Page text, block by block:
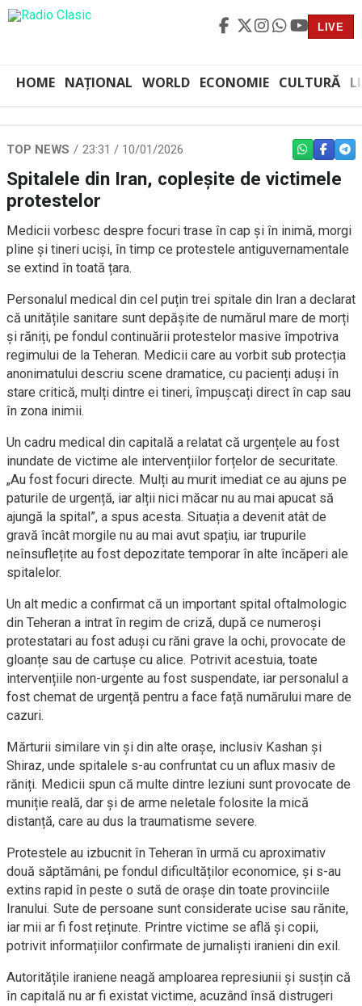
LIVE
HOME NAȚIONAL WORLD ECONOMIE CULTURĂ
TOP NEWS 23:31 / 10/01/2026 WHATSAPP
Spitalele din Iran, copleșite de victimele
protestelor
Medicii vorbesc despre focuri trase în cap și în inimă, morgi
pline și tineri uciși, în timp ce protestele antiguvernamentale
se extind în toată țara.
Personalul medical din cel puțin trei spitale din Iran a declarat
că unitățile sanitare sunt depășite de numărul mare de morți
și răniți, pe fondul continuării protestelor masive împotriva
regimului de la Teheran. Medicii care au vorbit sub protecția
anonimatului descriu scene dramatice, cu pacienți aduși în
stare critică, mulți dintre ei tineri, împușcați direct în cap sau
în zona inimii.
Un cadru medical din capitală a relatat că urgențele au fost
inundate de victime ale intervențiilor forțelor de securitate.
„Au fost focuri directe. Mulți au murit imediat ce au ajuns pe
paturile de urgență, iar alții nici măcar nu au mai apucat să
ajungă la spital”, a spus acesta. Situația a devenit atât de
gravă încât morgile nu au mai avut spațiu, iar trupurile
neînsuflețite au fost depozitate temporar în alte încăperi ale
spitalelor.
Un alt medic a confirmat că un important spital oftalmologic
din Teheran a intrat în regim de criză, după ce numeroși
protestatari au fost aduși cu răni grave la ochi, provocate de
gloanțe sau de cartușe cu alice. Potrivit acestuia, toate
intervențiile non-urgente au fost suspendate, iar personalul a
fost chemat de urgență pentru a face față numărului mare de
cazuri.
Mărturii similare vin și din alte orașe, inclusiv Kashan și
Shiraz, unde spitalele s-au confruntat cu un aflux masiv de
răniți. Medicii spun că multe dintre leziuni sunt provocate de
muniție reală, dar și de arme neletale folosite la mică
distanță, care au dus la traumatisme severe.
Protestele au izbucnit în Teheran în urmă cu aproximativ
două săptămâni, pe fondul dificultăților economice, și s-au
extins rapid în peste o sută de orașe din toate provinciile
Iranului. Sute de persoane sunt considerate ucise sau rănite,
iar mii ar fi fost reținute. Printre victime se află și copii,
potrivit informațiilor confirmate de jurnaliști iranieni din exil.
Autoritățile iraniene neagă amploarea represiunii și susțin că
în capitală nu ar fi existat victime, acuzând însă distrugeri